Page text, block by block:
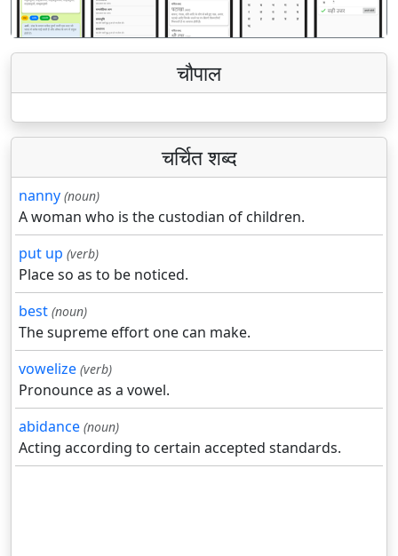
चौपाल
चर्चित शब्द
nanny (noun)
A woman who is the custodian of children.
put up (verb)
Place so as to be noticed.
best (noun)
The supreme effort one can make.
vowelize (verb)
Pronounce as a vowel.
abidance (noun)
Acting according to certain accepted standards.